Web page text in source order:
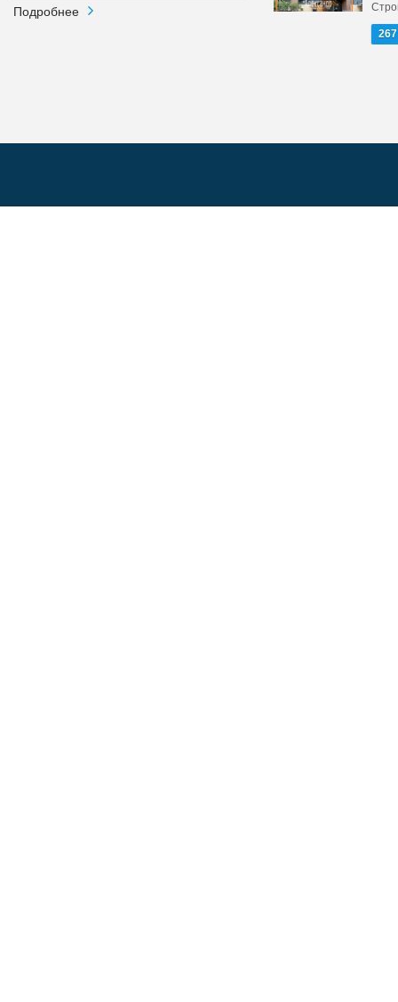
Подробнее